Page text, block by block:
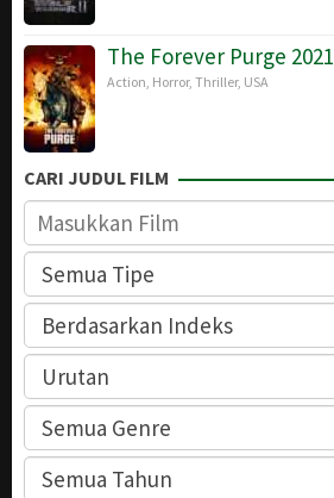
The Forever Purge 2021
Action Horror, Thriller, USA
CARI JUDUL FILM